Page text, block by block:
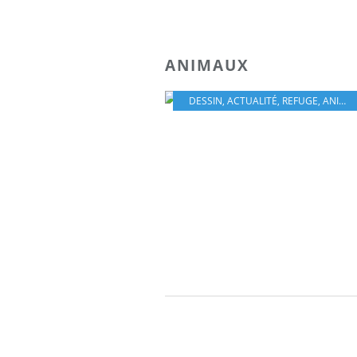
ANIMAUX
DESSIN, ACTUALITÉ, REFUGE, ANIMAUX